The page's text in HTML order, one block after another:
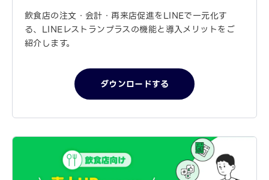
飲食店の注文・会計・再来店促進をLINEで一元化す
る、LINEレストランプラスの機能と導入メリットをご
紹介します。
ダウンロードする